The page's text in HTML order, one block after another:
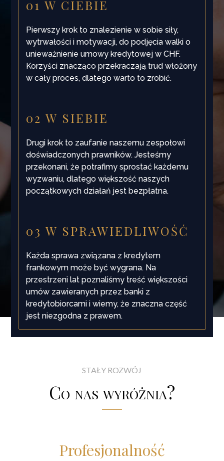
01 W CIEBIE
Pierwszy krok to znalezienie w sobie siły,
wytrwałości i motywacji, do podjęcia walki o
unieważnienie umowy kredytowej w CHF.
Korzyści znacząco przekraczają trud włożony
w cały proces, dlatego warto to zrobić.
02 W SIEBIE
Drugi krok to zaufanie naszemu zespołowi
doświadczonych prawników. Jesteśmy
przekonani, że potrafimy sprostać każdemu
wyzwaniu, dlatego większość naszych
początkowych działań jest bezpłatna.
03 W SPRAWIEDLIWOŚĆ
Każda sprawa związana z kredytem
frankowym może być wygrana. Na
przestrzeni lat poznaliśmy treść większości
umów zawieranych przez banki z
kredytobiorcami i wiemy, że znaczna część
jest niezgodna z prawem.
STAŁY ROZWÓJ
Co nas wyróżnia?
Profesjonalność